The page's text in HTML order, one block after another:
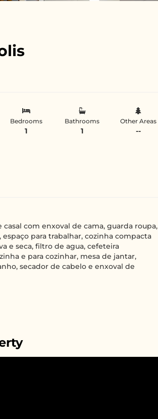
Bedrooms
1
Bathrooms
1
Other Areas
--
com enxoval de cama, guarda roupa,
para trabalhar, cozinha compacta
e seca, filtro de agua, cefeteira
e para cozinhar, mesa de jantar,
secador de cabelo e enxoval de